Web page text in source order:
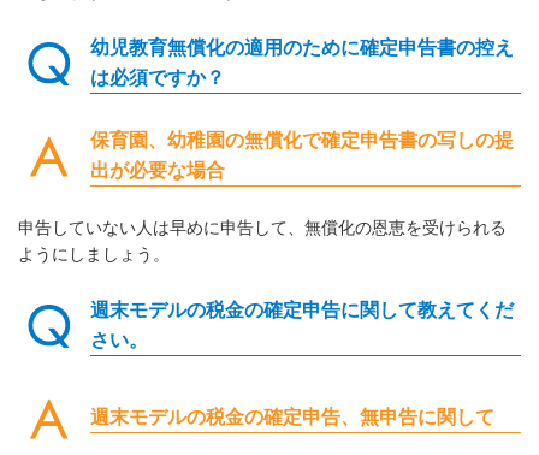
幼児教育無償化の適用のために確定申告書の控え
は必須ですか？
保育園、幼稚園の無償化で確定申告書の写しの提
出が必要な場合
申告していない人は早めに申告して、無償化の恩恵を受けられる
ようにしましょう。
週末モデルの税金の確定申告に関して教えてくだ
さい。
週末モデルの税金の確定申告、無申告に関して